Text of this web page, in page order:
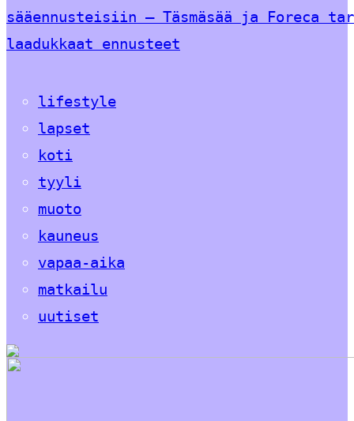
sääennusteisiin – Täsmäsää ja Foreca
laadukkaat ennusteet
lifestyle
lapset
koti
tyyli
muoto
kauneus
vapaa-aika
matkailu
uutiset